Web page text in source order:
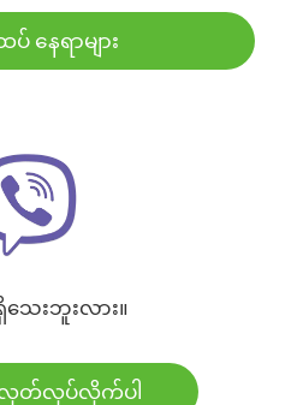
နေရာများ
သေးဘူးလား။
းလုတ်လုပ်လိုက်ပါ